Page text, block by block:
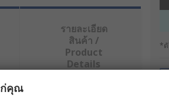
*ตั
รายละเอียด
สินค้า /
Product
Details
ก่คุณ